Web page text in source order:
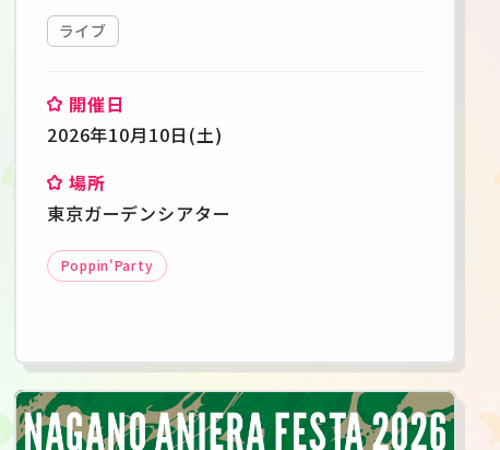
ライブ
開催日
2026年10月10日(土)
場所
東京ガーデンシアター
Poppin'Party